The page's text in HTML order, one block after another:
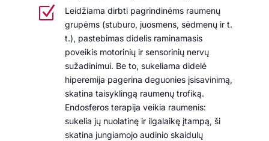
Z
Leidžiama dirbti pagrindinėms raumenų
grupėms (stuburo, juosmens, sėdmenų ir t.
t.), pastebimas didelis raminamasis
poveikis motorinių ir sensorinių nervų
sužadinimui. Be to, sukeliama didelė
hiperemija pagerina deguonies įsisavinimą,
skatina taisyklingą raumenų trofiką.
Endosferos terapija veikia raumenis:
sukelia jų nuolatinę ir ilgalaikę įtampą, ši
skatina jungiamojo audinio skaidulų